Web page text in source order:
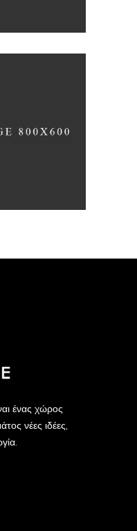
ένας χώρος
νέες ιδέες,